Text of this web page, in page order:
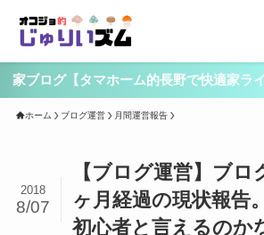
家ブログ【タマホーム的長野で快適家ラ
ホーム ブログ運営 月間運営報告
【ブログ運営】ブロ
ヶ月経過の現状報告
初心者と言えるのか
2018
8/07